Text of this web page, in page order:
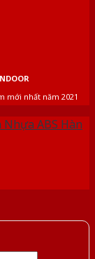
mới nhất năm 2021
Nhựa ABS Hàn